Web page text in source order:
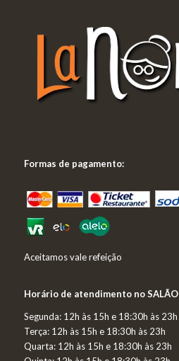
Formas de pagamento:
Aceitamos vale refeição
Horário de atendimento no SALÃO
Segunda: 12h às 15h e 18:30h às 23h
Terça: 12h às 15h e 18:30h às 23h
Quarta: 12h às 15h e 18:30h às 23h